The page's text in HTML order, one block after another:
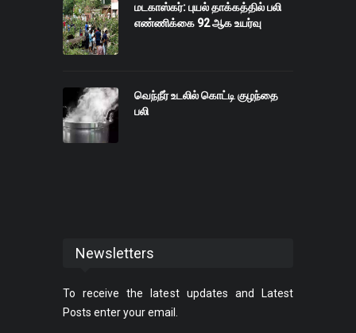
மடகாஸ்கர்: புயல் தாக்கத்தில் பலி
எண்ணிக்கை 92 ஆக உயர்வு
வெந்நீர் உடலில் கொட்டி குழந்தை
பலி
Newsletters
To receive the latest updates and Latest
Posts enter your email.